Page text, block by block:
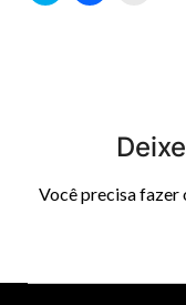
Você precisa fazer